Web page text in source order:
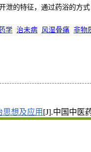
泄的特征，通过药浴的方
学 治未病 风湿骨痛 非物
思想及应用 [J].中国中医